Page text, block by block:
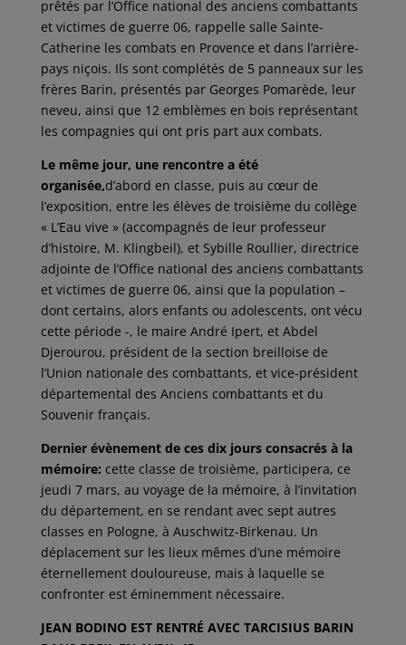
prêtés par l’Office national des anciens combattants
et victimes de guerre 06, rappelle salle Sainte-
Catherine les combats en Provence et dans l’arrière-
pays niçois. Ils sont complétés de 5 panneaux sur les
frères Barin, présentés par Georges Pomarède, leur
neveu, ainsi que 12 emblèmes en bois représentant
les compagnies qui ont pris part aux combats.
Le même jour, une rencontre a été
organisée,d’abord en classe, puis au cœur de
l’exposition, entre les élèves de troisième du collège
« L’Eau vive » (accompagnés de leur professeur
d’histoire, M. Klingbeil), et Sybille Roullier, directrice
adjointe de l’Office national des anciens combattants
et victimes de guerre 06, ainsi que la population –
dont certains, alors enfants ou adolescents, ont vécu
cette période -, le maire André Ipert, et Abdel
Djerourou, président de la section breilloise de
l’Union nationale des combattants, et vice-président
départemental des Anciens combattants et du
Souvenir français.
Dernier évènement de ces dix jours consacrés à la
mémoire: cette classe de troisième, participera, ce
jeudi 7 mars, au voyage de la mémoire, à l’invitation
du département, en se rendant avec sept autres
classes en Pologne, à Auschwitz-Birkenau. Un
déplacement sur les lieux mêmes d’une mémoire
éternellement douloureuse, mais à laquelle se
confronter est éminemment nécessaire.
JEAN BODINO EST RENTRÉ AVEC TARCISIUS BARIN